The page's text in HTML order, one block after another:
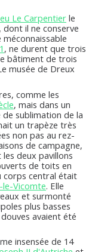
Le Carpentierle
il ne conserve
, ne durent que trois
bâtiment de trois
musée de Dreux
comme les
, mais dans un
sublimation de la
un trapèze très
non pas au rez-
de campagne,
deux pavillons
de toits en
corps central était
le-Vicomte. Elle
et surmonté
plus basses
avaient été
insensée de 14